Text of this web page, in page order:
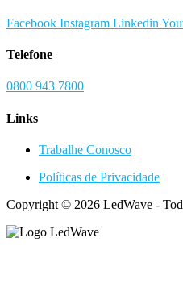
Facebook Instagram Linkedin
Telefone
0800 943 7800
Links
Trabalhe Conosco
Políticas de Privacidade
Copyright © 2026 LedWave -